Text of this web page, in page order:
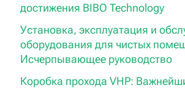
достижения BIBO Technology
Установка, эксплуатация и
оборудования для чистых
Исчерпывающее руководство
Коробка прохода VHP: